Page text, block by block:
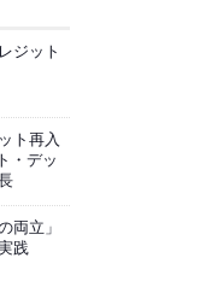
ジット
ト再入
・デッ
両立」
践